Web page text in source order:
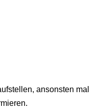
ansonsten mal